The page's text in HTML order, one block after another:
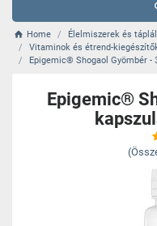
Home
Élelmiszerek és
Vitaminok és étrend-
Epigemic® Shogaol Gyömbér -
Epigemic®